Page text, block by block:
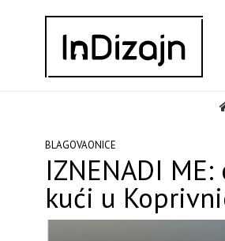
BLAGOVAONICE
IZNENADI
kući u